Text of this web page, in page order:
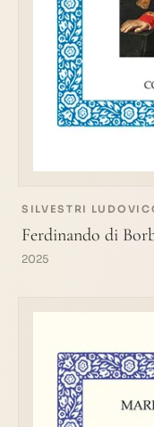
SILVESTRI
Ferdinando di
2025